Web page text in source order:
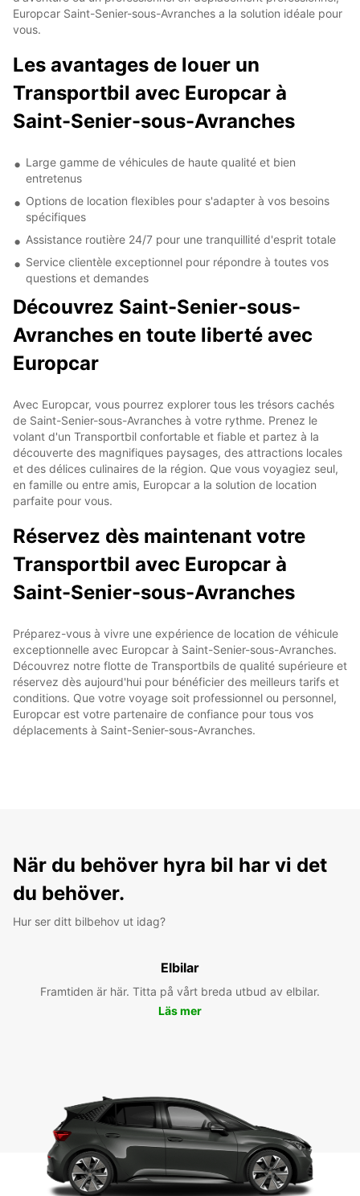
Europcar Saint-Senier-sous-Avranches a la solution idéale pour
vous.
Les avantages de louer un
Transportbil avec Europcar à
Saint-Senier-sous-Avranches
Large gamme de véhicules de haute qualité et bien
entretenus
Options de location flexibles pour s'adapter à vos besoins
spécifiques
Assistance routière 24/7 pour une tranquillité d'esprit totale
Service clientèle exceptionnel pour répondre à toutes vos
questions et demandes
Découvrez Saint-Senier-sous-
Avranches en toute liberté avec
Europcar
Avec Europcar, vous pourrez explorer tous les trésors cachés
de Saint-Senier-sous-Avranches à votre rythme. Prenez le
volant d'un Transportbil confortable et fiable et partez à la
découverte des magnifiques paysages, des attractions locales
et des délices culinaires de la région. Que vous voyagiez seul,
en famille ou entre amis, Europcar a la solution de location
parfaite pour vous.
Réservez dès maintenant votre
Transportbil avec Europcar à
Saint-Senier-sous-Avranches
Préparez-vous à vivre une expérience de location de véhicule
exceptionnelle avec Europcar à Saint-Senier-sous-Avranches.
Découvrez notre flotte de Transportbils de qualité supérieure et
réservez dès aujourd'hui pour bénéficier des meilleurs tarifs et
conditions. Que votre voyage soit professionnel ou personnel,
Europcar est votre partenaire de confiance pour tous vos
déplacements à Saint-Senier-sous-Avranches.
När du behöver hyra bil har vi det
du behöver.
Hur ser ditt bilbehov ut idag?
Elbilar
Framtiden är här. Titta på vårt breda utbud av elbilar.
Läs mer